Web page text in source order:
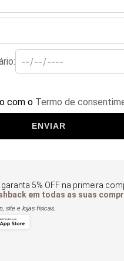
com o Termo de
ENVIAR
garanta 5% OFF na primeira
em todas as suas
site e lojas físicas.